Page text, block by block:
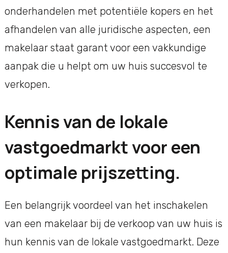
onderhandelen met potentiële kopers en het
afhandelen van alle juridische aspecten, een
makelaar staat garant voor een vakkundige
aanpak die u helpt om uw huis succesvol te
verkopen.
Kennis van de lokale
vastgoedmarkt voor een
optimale prijszetting.
Een belangrijk voordeel van het inschakelen
van een makelaar bij de verkoop van uw huis is
hun kennis van de lokale vastgoedmarkt. Deze